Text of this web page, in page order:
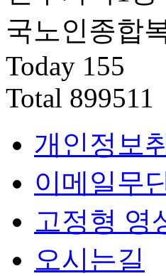
Today 155
Total 899511
개인정보
이메일무
고정형 영
오시는길